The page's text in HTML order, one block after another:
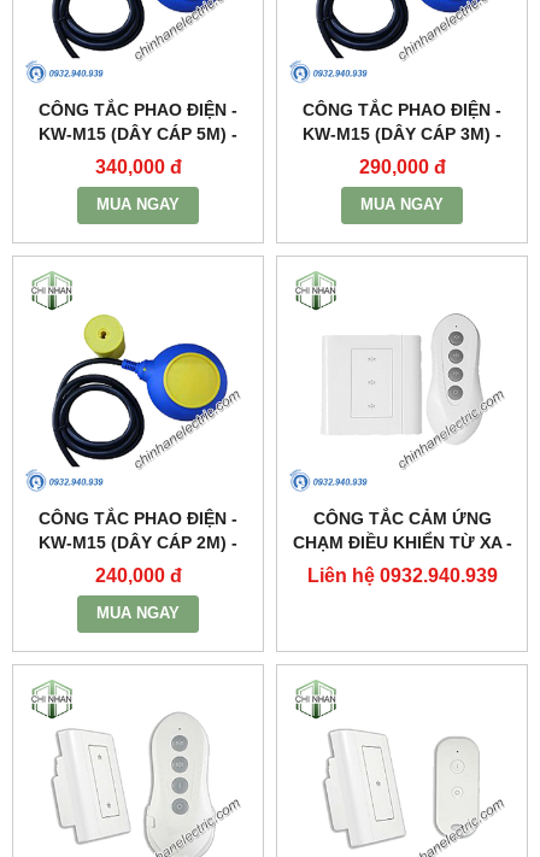
CÔNG TẮC PHAO ĐIỆN -
KW-M15 (DÂY CÁP 5M) -
KAWASAN
340,000 đ
MUA NGAY
CÔNG TẮC PHAO ĐIỆN -
KW-M15 (DÂY CÁP 3M) -
KAWASAN
290,000 đ
MUA NGAY
CÔNG TẮC PHAO ĐIỆN -
KW-M15 (DÂY CÁP 2M) -
KAWASAN
240,000 đ
MUA NGAY
CÔNG TẮC CẢM ỨNG
CHẠM ĐIỀU KHIỂN TỪ XA -
DK3S(3 KÊNH) - KAWASAN
Liên hệ 0932.940.939